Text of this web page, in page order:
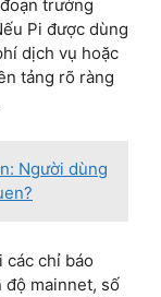
trưởng
Pi được dùng
dịch vụ hoặc
tảng rõ ràng
Người dùng
các chỉ báo
mainnet, số